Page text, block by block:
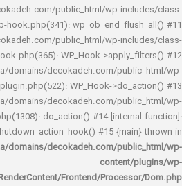
decokadeh.com/public_html/wp-
wp-hook.php(341):
decokadeh.com/public_html/wp-
wp-hook.php(365): WP_Hook-
decoka/domains/decokadeh.com/
includes/plugin.php(522): WP_Hook-
decoka/domains/decokadeh.com/
load.php(1308): do_action() #14
shutdown_action_hook() #15
decoka/domains/decokadeh.com/
LazyRenderContent/Frontend/